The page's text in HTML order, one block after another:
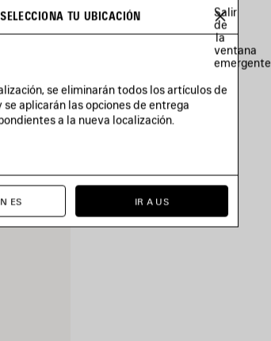
SELECCIONA TU UBICACIÓN
Salir
de
la
ventana
emergente
se eliminarán todos los artículos de
se aplicarán las opciones de entrega
a la nueva localización.
ES IR A US